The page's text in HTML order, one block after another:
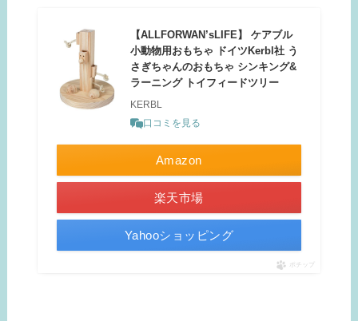
【ALLFORWAN’sLIFE】 ケアブル
小動物用おもちゃ ドイツKerbl社 う
さぎちゃんのおもちゃ シンキング&
ラーニング トイフィードツリー
KERBL
口コミを見る
Amazon
楽天市場
Yahooショッピング
ポチップ